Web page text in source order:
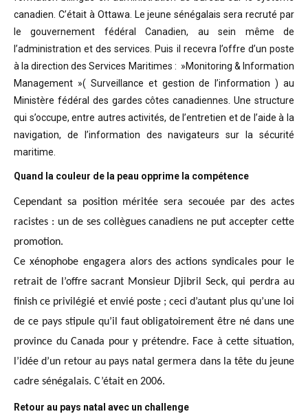
canadien. C’était à Ottawa. Le jeune sénégalais sera recruté par
le gouvernement fédéral Canadien, au sein même de
l’administration et des services. Puis il recevra l’offre d’un poste
à la direction des Services Maritimes : »Monitoring & Information
Management »( Surveillance et gestion de l’information ) au
Ministère fédéral des gardes côtes canadiennes. Une structure
qui s’occupe, entre autres activités, de l’entretien et de l’aide à la
navigation, de l’information des navigateurs sur la sécurité
maritime.
Quand la couleur de la peau opprime la compétence
Cependant sa position méritée sera secouée par des actes
racistes : un de ses collègues canadiens ne put accepter cette
promotion.
Ce xénophobe engagera alors des actions syndicales pour le
retrait de l’offre sacrant Monsieur Djibril Seck, qui perdra au
finish ce privilégié et envié poste ; ceci d’autant plus qu’une loi
de ce pays stipule qu’il faut obligatoirement être né dans une
province du Canada pour y prétendre. Face à cette situation,
l’idée d’un retour au pays natal germera dans la tête du jeune
cadre sénégalais. C’était en 2006.
Retour au pays natal avec un challenge